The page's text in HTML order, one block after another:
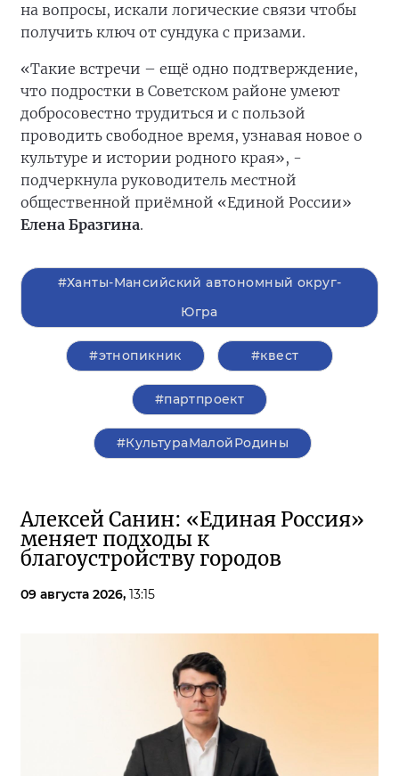
на вопросы, искали логические связи чтобы
получить ключ от сундука с призами.
«Такие встречи – ещё одно подтверждение,
что подростки в Советском районе умеют
добросовестно трудиться и с пользой
проводить свободное время, узнавая новое о
культуре и истории родного края», -
подчеркнула руководитель местной
общественной приёмной «Единой России»
Елена Бразгина.
#Ханты-Мансийский автономный округ-
Югра
#этнопикник #квест
#партпроект
#КультураМалойРодины
Алексей Санин: «Единая Россия»
меняет подходы к
благоустройству городов
09 августа 2026, 13:15